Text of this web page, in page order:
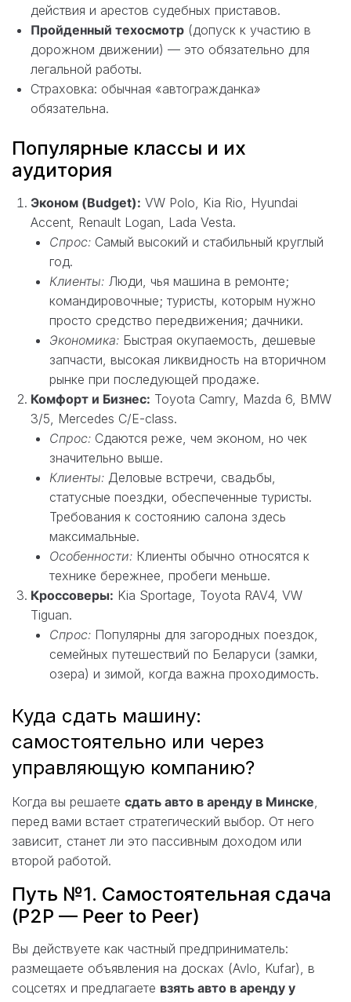
действия и арестов судебных приставов.
Пройденный техосмотр (допуск к участию в
дорожном движении) — это обязательно для
легальной работы.
Страховка: обычная «автогражданка»
обязательна.
Популярные классы и их
аудитория
Эконом (Budget): VW Polo, Kia Rio, Hyundai
Accent, Renault Logan, Lada Vesta.
Спрос: Самый высокий и стабильный круглый
год.
Клиенты: Люди, чья машина в ремонте;
командировочные; туристы, которым нужно
просто средство передвижения; дачники.
Экономика: Быстрая окупаемость, дешевые
запчасти, высокая ликвидность на вторичном
рынке при последующей продаже.
Комфорт и Бизнес: Toyota Camry, Mazda 6, BMW
3/5, Mercedes C/E-class.
Спрос: Сдаются реже, чем эконом, но чек
значительно выше.
Клиенты: Деловые встречи, свадьбы,
статусные поездки, обеспеченные туристы.
Требования к состоянию салона здесь
максимальные.
Особенности: Клиенты обычно относятся к
технике бережнее, пробеги меньше.
Кроссоверы: Kia Sportage, Toyota RAV4, VW
Tiguan.
Спрос: Популярны для загородных поездок,
семейных путешествий по Беларуси (замки,
озера) и зимой, когда важна проходимость.
Куда сдать машину:
самостоятельно или через
управляющую компанию?
Когда вы решаете сдать авто в аренду в Минске,
перед вами встает стратегический выбор. От него
зависит, станет ли это пассивным доходом или
второй работой.
Путь №1. Самостоятельная сдача
(P2P — Peer to Peer)
Вы действуете как частный предприниматель:
размещаете объявления на досках (Avlo, Kufar), в
соцсетях и предлагаете взять авто в аренду у